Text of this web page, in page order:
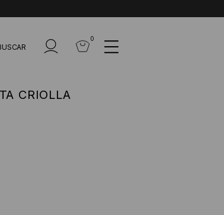
0
CRIOLLA